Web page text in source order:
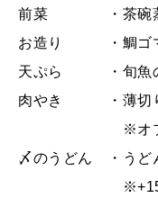
前菜 ・茶碗蒸し
お造り ・鯛ゴ
天ぷら ・旬魚の
肉やき ・薄切りタ
※オプション
〆のうどん ・うど
※+150円で通